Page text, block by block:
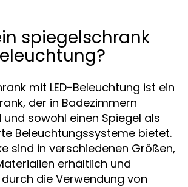
spiegelschrank
mit LED-Beleuchtung ist ein
der in Badezimmern
sowohl einen Spiegel als
Beleuchtungssysteme bietet.
sind in verschiedenen Größen,
erhältlich und
die Verwendung von